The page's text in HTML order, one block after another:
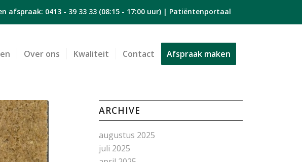
afspraak: 0413 - 39 33 33(08:15 - 17:00 uur) | Patiëntenportaal
Over ons Kwaliteit Contact Afspraak maken
ARCHIVE
augustus 2025
juli 2025